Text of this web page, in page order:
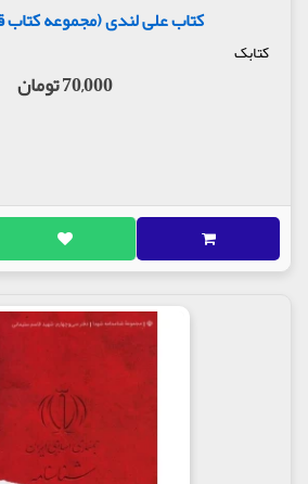
کتاب علی لندی (مجموعه
کتابک
70,000 تومان